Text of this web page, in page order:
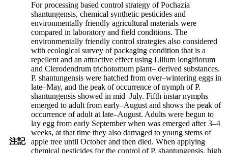
注記
For processing based control strategy of Pochazia
shantungensis, chemical synthetic pesticides and
environmentally friendly agricultural materials were
compared in laboratory and field conditions. The
environmentally friendly control strategies also considered
with ecological survey of packaging condition that is a
repellent and an attractive effect using Lilium longiflorum
and Clerodendrum trichotomum plant– derived substances.
P. shantungensis were hatched from over–wintering eggs in
late–May, and the peak of occurrence of nymph of P.
shantungensis showed in mid–July. Fifth instar nymphs
emerged to adult from early–August and shows the peak of
occurrence of adult at late–August. Adults were begun to
lay egg from early September when was emerged after 3–4
weeks, at that time they also damaged to young stems of
apple tree until October and then died. When applying
chemical pesticides for the control of P. shantungensis, high